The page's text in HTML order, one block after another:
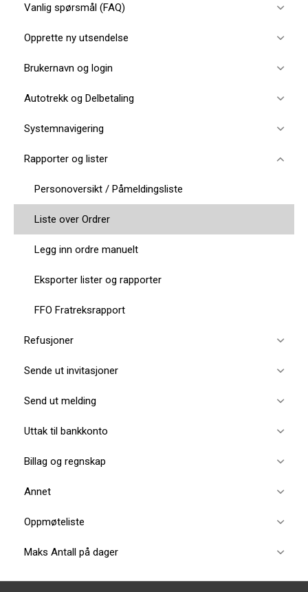
Vanlig spørsmål (FAQ)
Opprette ny utsendelse
Brukernavn og login
Autotrekk og Delbetaling
Systemnavigering
Rapporter og lister
Personoversikt / Påmeldingsliste
Liste over Ordrer
Legg inn ordre manuelt
Eksporter lister og rapporter
FFO Fratreksrapport
Refusjoner
Sende ut invitasjoner
Send ut melding
Uttak til bankkonto
Billag og regnskap
Annet
Oppmøteliste
Maks Antall på dager